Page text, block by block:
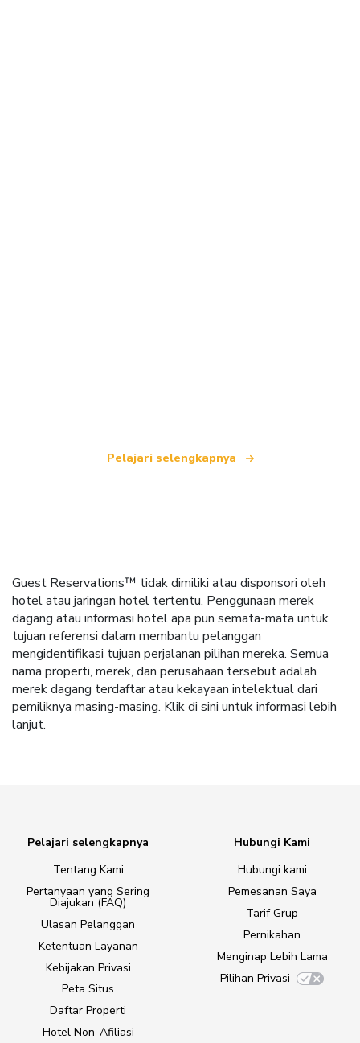
Pelajari selengkapnya
Guest Reservations™ tidak dimiliki atau disponsori oleh
hotel atau jaringan hotel tertentu. Penggunaan merek
dagang atau informasi hotel apa pun semata-mata untuk
tujuan referensi dalam membantu pelanggan
mengidentifikasi tujuan perjalanan pilihan mereka. Semua
nama properti, merek, dan perusahaan tersebut adalah
merek dagang terdaftar atau kekayaan intelektual dari
pemiliknya masing-masing. Klik di sini untuk informasi lebih
lanjut.
Pelajari selengkapnya
Tentang Kami
Pertanyaan yang Sering
Diajukan (FAQ)
Ulasan Pelanggan
Ketentuan Layanan
Kebijakan Privasi
Peta Situs
Daftar Properti
Hotel Non-Afiliasi
Hubungi Kami
Hubungi kami
Pemesanan Saya
Tarif Grup
Pernikahan
Menginap Lebih Lama
Pilihan Privasi